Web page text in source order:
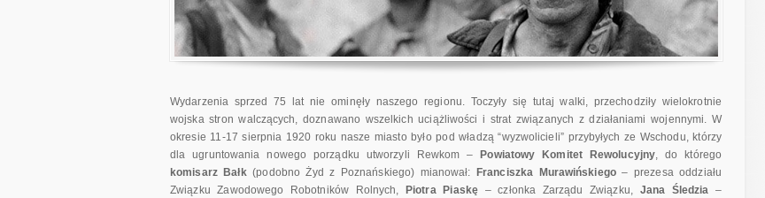
Wydarzenia sprzed 75 lat nie ominęły naszego regionu. Toczyły się tutaj walki, przechodziły wielokrotnie
wojska stron walczących, doznawano wszelkich uciążliwości i strat związanych z działaniami wojennymi. W
okresie 11-17 sierpnia 1920 roku nasze miasto było pod władzą “wyzwolicieli” przybyłych ze Wschodu, którzy
dla ugruntowania nowego porządku utworzyli Rewkom –
Powiatowy Komitet Rewolucyjny, do którego
komisarz Bałk(podobno Żyd z Poznańskiego) mianował: Franciszka Murawińskiego– prezesa oddziału
Związku Zawodowego Robotników Rolnych,
Piotra Piaskę– członka Zarządu Związku, Jana Śledzia –